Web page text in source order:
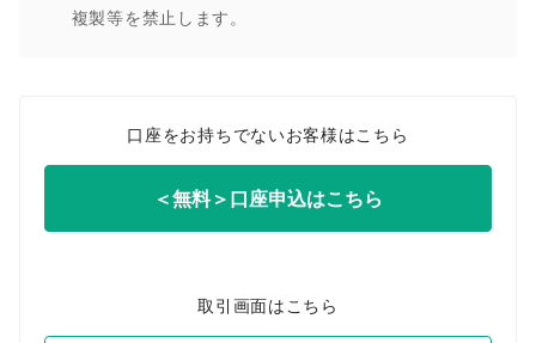
複製等を禁止します。
口座をお持ちでないお客様はこちら
＜無料＞口座申込はこちら
取引画面はこちら